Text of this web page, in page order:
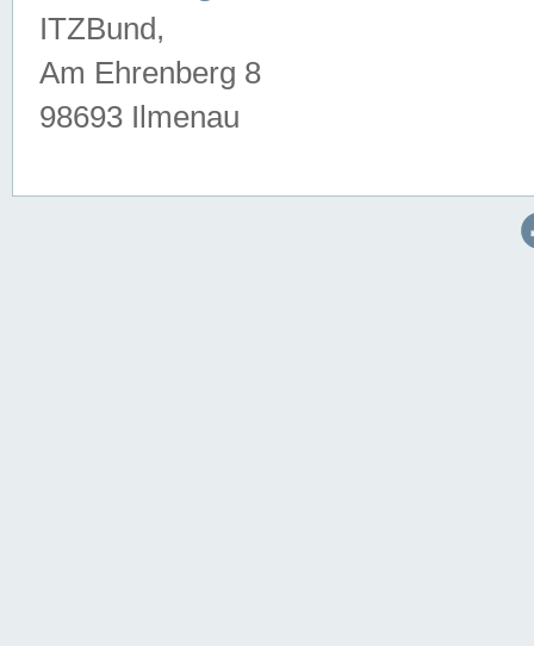
ITZBund,
Am Ehrenberg 8
98693 Ilmenau